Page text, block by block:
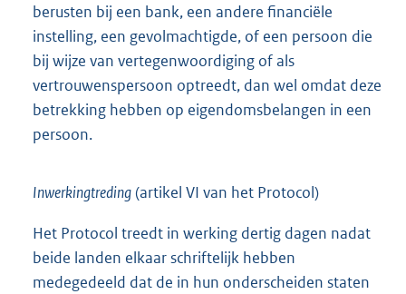
berusten bij een bank, een andere financiële
instelling, een gevolmachtigde, of een persoon die
bij wijze van vertegenwoordiging of als
vertrouwenspersoon optreedt, dan wel omdat deze
betrekking hebben op eigendomsbelangen in een
persoon.
Inwerkingtreding(artikel VI van het Protocol)
Het Protocol treedt in werking dertig dagen nadat
beide landen elkaar schriftelijk hebben
medegedeeld dat de in hun onderscheiden staten